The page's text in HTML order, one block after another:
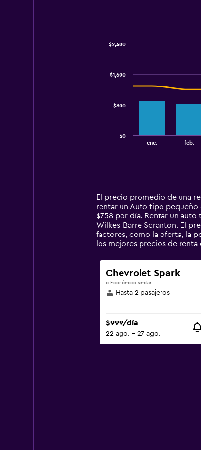
14
categories.
The
chart
has
1
axis
displaying
values.
Range:
0
ene. feb.
$0
$800
$1,600
$2,400
El precio promedio de una
rentar un Auto tipo pequeño
$758 por día. Rentar un
Wilkes-Barre Scranton. El
factores, como la oferta, la
los mejores precios de
Chevrolet Spark
o Económico similar
Hasta 2 pasajeros
$999/día
22 ago. - 27 ago.